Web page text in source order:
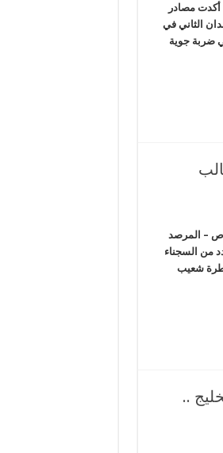
مصادر
الثاني في
ضربة جوية
– المرصد
من السجناء
شعيب
..